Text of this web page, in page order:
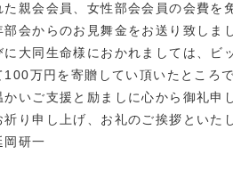
親会会員、女性部会会員の会費を
会からのお見舞金をお送り致しま
大同生命様におかれましては、ビ
万円を寄贈してい頂いたところで
いご支援と励ましに心から御礼申
り申し上げ、お礼のご挨拶といた
研一